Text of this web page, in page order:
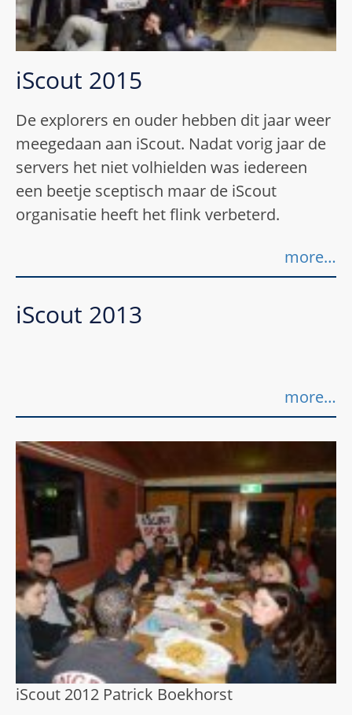
iScout 2015
De explorers en ouder hebben dit jaar weer
meegedaan aan iScout. Nadat vorig jaar de
servers het niet volhielden was iedereen
een beetje sceptisch maar de iScout
organisatie heeft het flink verbeterd.
more…
iScout 2013
more…
iScout 2012 Patrick Boekhorst